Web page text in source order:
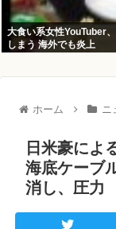
大食い系女性YouTuber
しまう 海外でも炎上
ホーム ニ
日米豪によ
海底ケーブ
消し、圧力